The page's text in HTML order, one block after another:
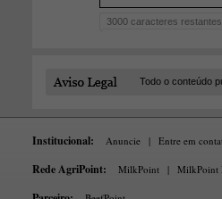
3000 caracteres restantes
Todo o conteúdo
Institucional: Anuncie | Entre em
Rede AgriPoint: MilkPoint | MilkPoint